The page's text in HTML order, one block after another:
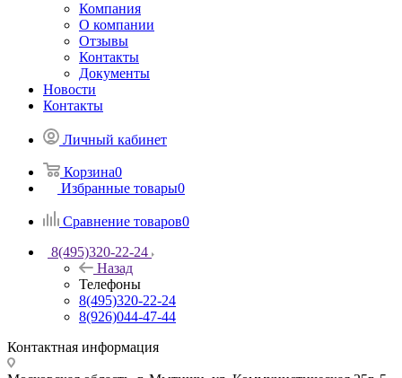
Компания
О компании
Отзывы
Контакты
Документы
Новости
Контакты
Личный кабинет
Корзина0
Избранные товары0
Сравнение товаров0
8(495)320-22-24
Назад
Телефоны
8(495)320-22-24
8(926)044-47-44
Контактная информация